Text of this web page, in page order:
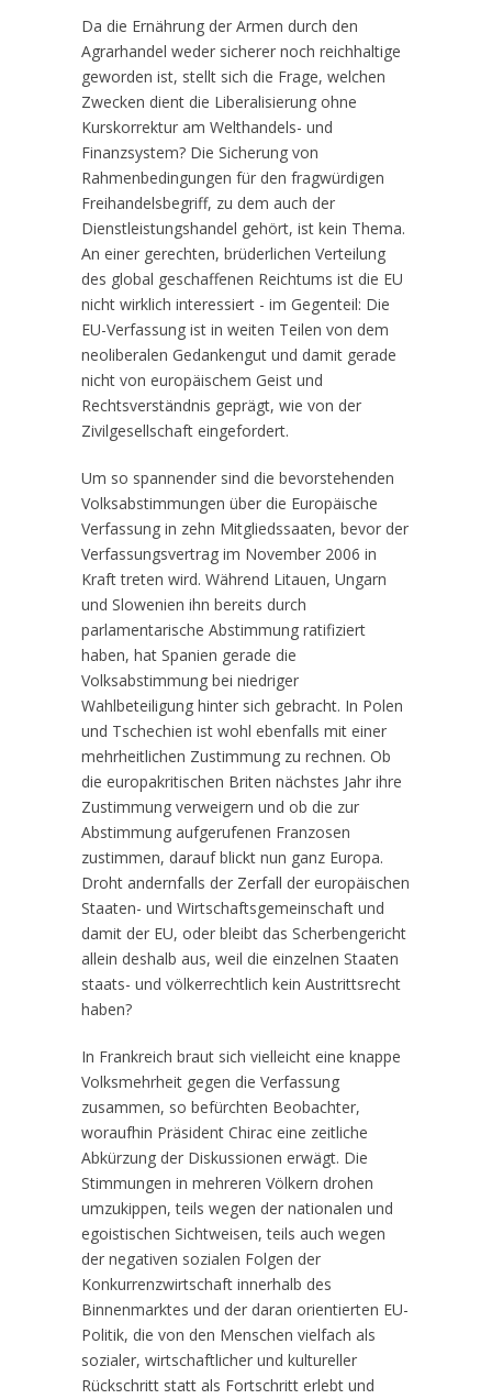
Da die Ernährung der Armen durch den
Agrarhandel weder sicherer noch reichhaltige
geworden ist, stellt sich die Frage, welchen
Zwecken dient die Liberalisierung ohne
Kurskorrektur am Welthandels- und
Finanzsystem? Die Sicherung von
Rahmenbedingungen für den fragwürdigen
Freihandelsbegriff, zu dem auch der
Dienstleistungshandel gehört, ist kein Thema.
An einer gerechten, brüderlichen Verteilung
des global geschaffenen Reichtums ist die EU
nicht wirklich interessiert - im Gegenteil: Die
EU-Verfassung ist in weiten Teilen von dem
neoliberalen Gedankengut und damit gerade
nicht von europäischem Geist und
Rechtsverständnis geprägt, wie von der
Zivilgesellschaft eingefordert.
Um so spannender sind die bevorstehenden
Volksabstimmungen über die Europäische
Verfassung in zehn Mitgliedssaaten, bevor der
Verfassungsvertrag im November 2006 in
Kraft treten wird. Während Litauen, Ungarn
und Slowenien ihn bereits durch
parlamentarische Abstimmung ratifiziert
haben, hat Spanien gerade die
Volksabstimmung bei niedriger
Wahlbeteiligung hinter sich gebracht. In Polen
und Tschechien ist wohl ebenfalls mit einer
mehrheitlichen Zustimmung zu rechnen. Ob
die europakritischen Briten nächstes Jahr ihre
Zustimmung verweigern und ob die zur
Abstimmung aufgerufenen Franzosen
zustimmen, darauf blickt nun ganz Europa.
Droht andernfalls der Zerfall der europäischen
Staaten- und Wirtschaftsgemeinschaft und
damit der EU, oder bleibt das Scherbengericht
allein deshalb aus, weil die einzelnen Staaten
staats- und völkerrechtlich kein Austrittsrecht
haben?
In Frankreich braut sich vielleicht eine knappe
Volksmehrheit gegen die Verfassung
zusammen, so befürchten Beobachter,
woraufhin Präsident Chirac eine zeitliche
Abkürzung der Diskussionen erwägt. Die
Stimmungen in mehreren Völkern drohen
umzukippen, teils wegen der nationalen und
egoistischen Sichtweisen, teils auch wegen
der negativen sozialen Folgen der
Konkurrenzwirtschaft innerhalb des
Binnenmarktes und der daran orientierten EU-
Politik, die von den Menschen vielfach als
sozialer, wirtschaftlicher und kultureller
Rückschritt statt als Fortschritt erlebt und